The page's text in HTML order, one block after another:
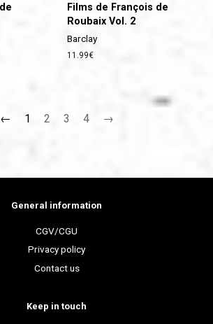
Films de François de
Roubaix Vol. 2
Barclay
Prix
11.99€
← 1 2 3 4 →
General information
CGV/CGU
Privacy policy
Contact us
Keep in touch